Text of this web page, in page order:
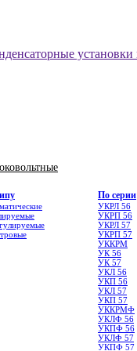
По серии
УКРЛ 56
УКРП 56
УКРЛ 57
УКРП 57
УККРМ
УК 56
УК 57
УКЛ 56
УКП 56
УКЛ 57
УКП 57
УККРМФ
УКЛФ 56
УКПФ 56
УКЛФ 57
УКПФ 57